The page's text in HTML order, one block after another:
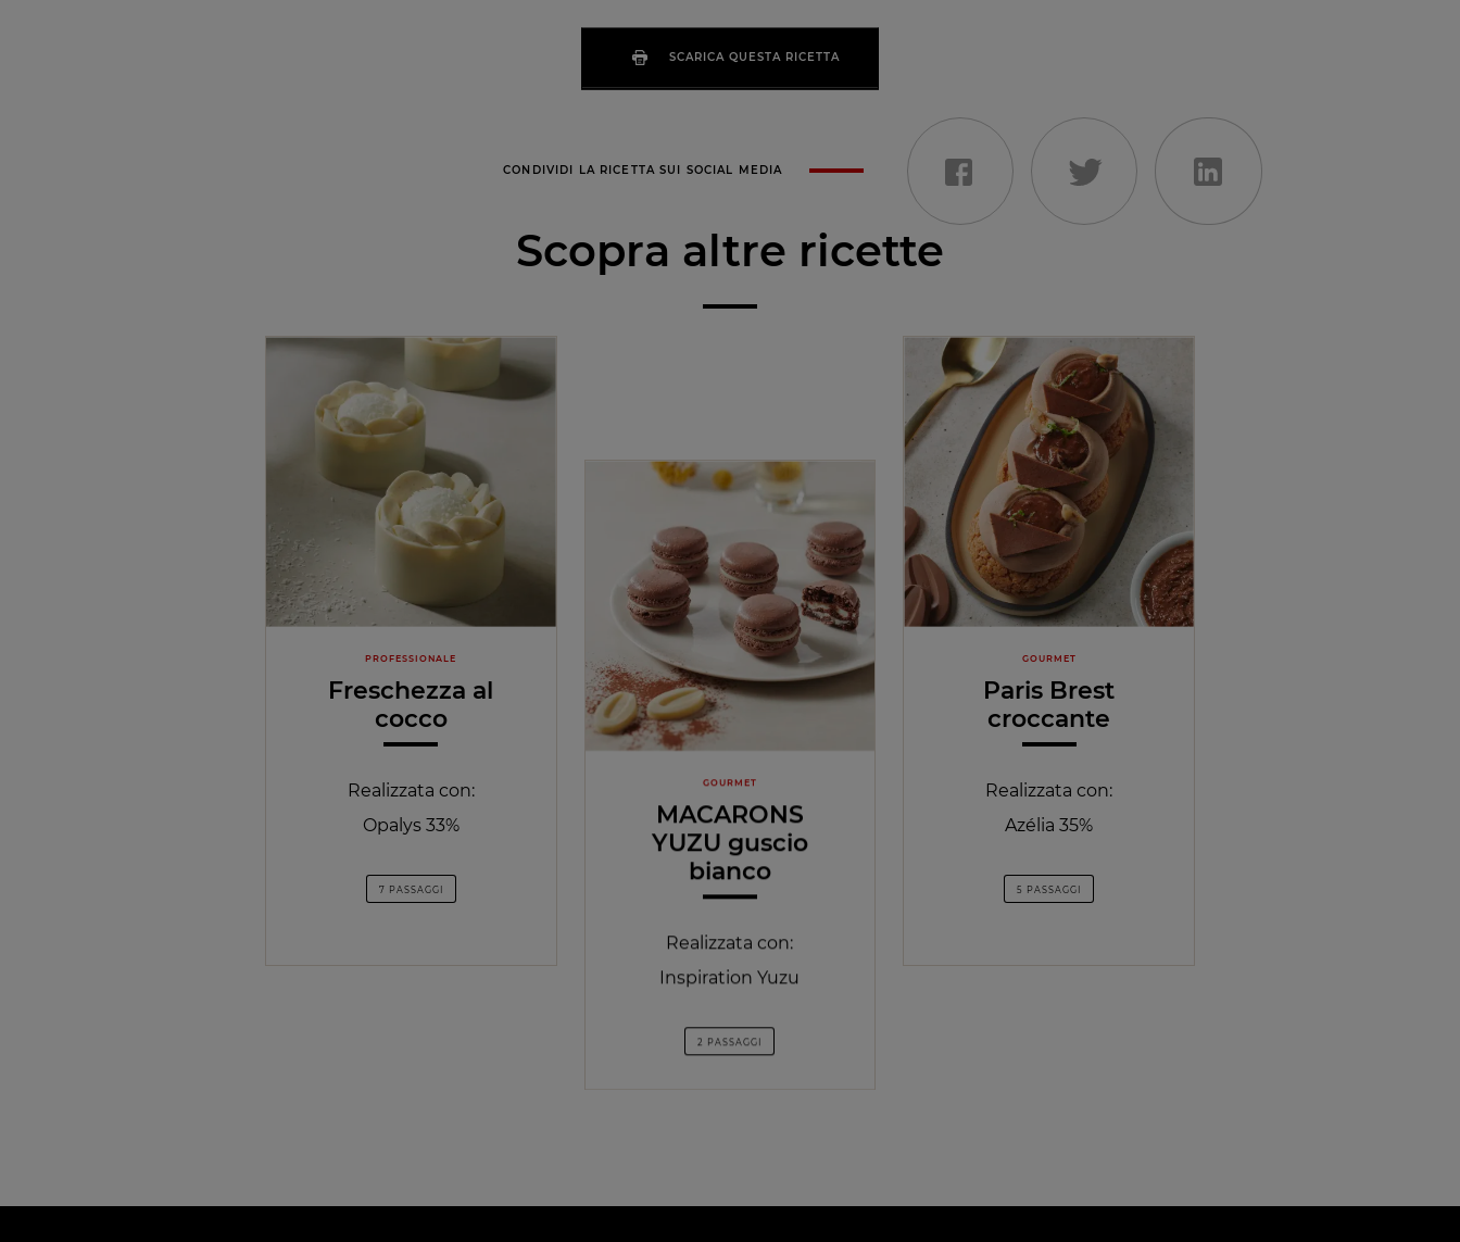
SCARICA QUESTA RICETTA
CONDIVIDI LA RICETTA SUI SOCIAL MEDIA
Scopra altre ricette
PROFESSIONALE
Freschezza al
cocco
Realizzata con:
Opalys 33%
7 PASSAGGI
GOURMET
MACARONS
YUZU guscio
bianco
Realizzata con:
Inspiration Yuzu
2 PASSAGGI
GOURMET
Paris Brest
croccante
Realizzata con:
Azélia 35%
5 PASSAGGI